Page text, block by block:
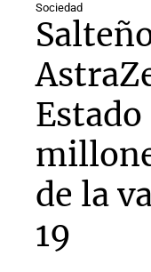
Sociedad
Estado
de la
19